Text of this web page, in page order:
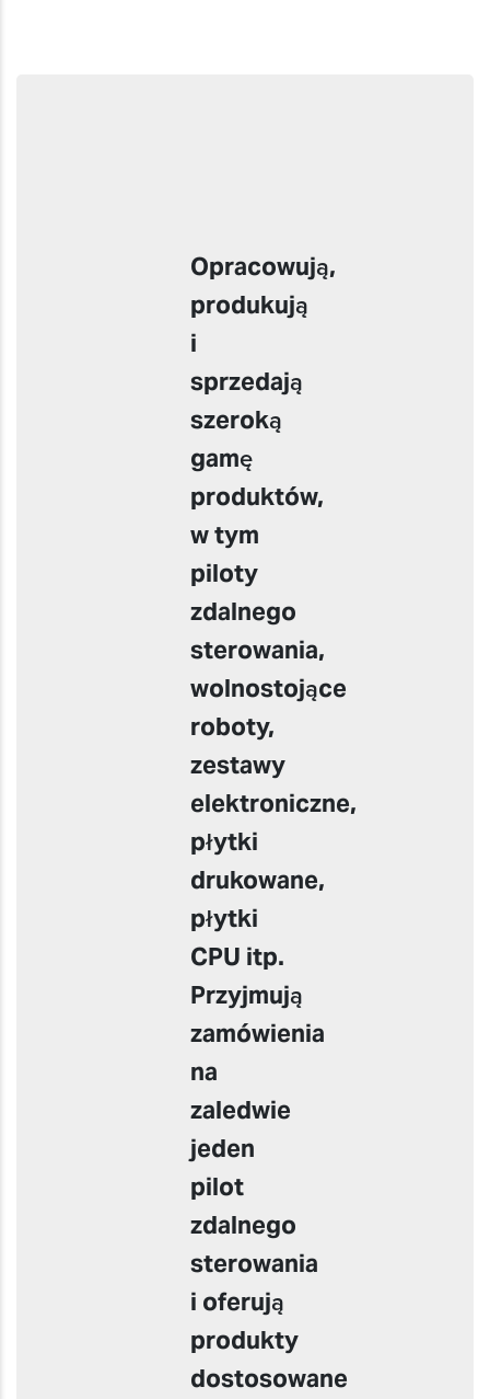
Opracowują,
produkują
i
sprzedają
szeroką
gamę
produktów,
w tym
piloty
zdalnego
sterowania,
wolnostojące
roboty,
zestawy
elektroniczne,
płytki
drukowane,
płytki
CPU itp.
Przyjmują
zamówienia
na
zaledwie
jeden
pilot
zdalnego
sterowania
i oferują
produkty
dostosowane